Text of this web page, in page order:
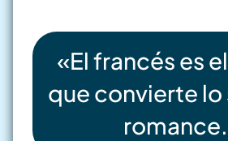
«El francés es
que convierte lo